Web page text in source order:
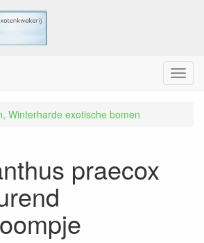
Menu
Winterharde exotische bomen
praecox